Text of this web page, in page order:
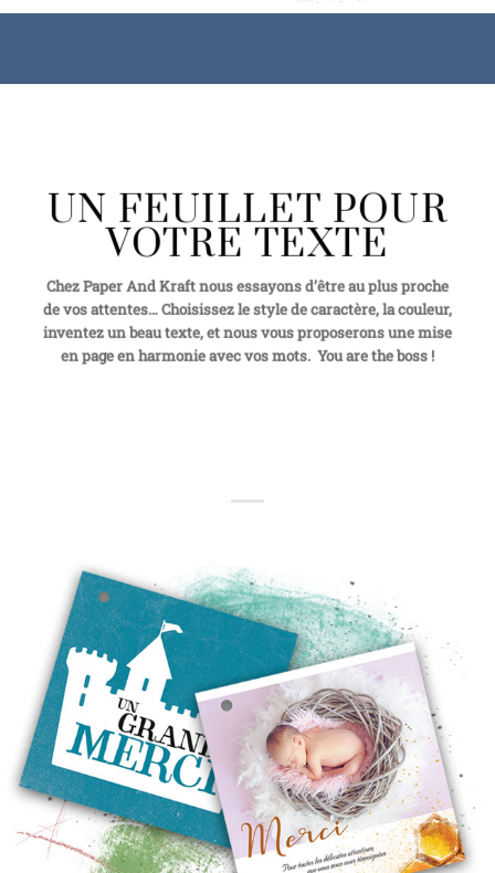
UN FEUILLET POUR
VOTRE TEXTE
Chez Paper And Kraft nous essayons d’être au plus proche
de vos attentes… Choisissez le style de caractère, la couleur,
inventez un beau texte, et nous vous proposerons une mise
en page en harmonie avec vos mots. You are the boss !